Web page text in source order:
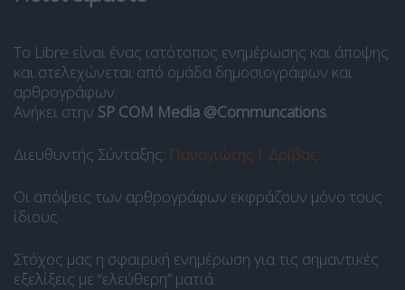
Το Libre είναι ένας ιστότοπος ενημέρωσης και άποψης
και στελεχώνεται από ομάδα δημοσιογράφων και
αρθρογράφων.
Ανήκει στην SP COM Media @Communcations.
Διευθυντής Σύνταξης: Παναγιώτης Ι. Δρίβας.
Οι απόψεις των αρθρογράφων εκφράζουν μόνο τους
ίδιους.
Στόχος μας η σφαιρική ενημέρωση για τις σημαντικές
εξελίξεις με “ελεύθερη” ματιά.